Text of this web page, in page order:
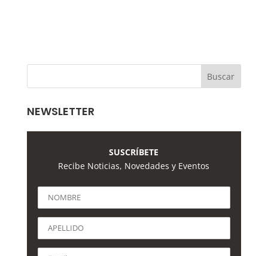
NEWSLETTER
SUSCRÍBETE
Recibe Noticias, Novedades y Eventos